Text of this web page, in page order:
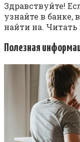
Здравствуйте!
узнайте в
найти на. Читать
Полезная